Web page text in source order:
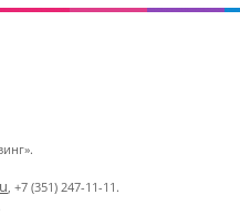
, +7 (351) 247-11-11.